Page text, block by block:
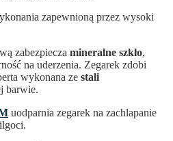
zapewnioną przez wysoki
zabezpiecza mineralne szkło,
na uderzenia. Zegarek zdobi
wykonana ze stali
barwie.
uodparnia zegarek na zachlapanie